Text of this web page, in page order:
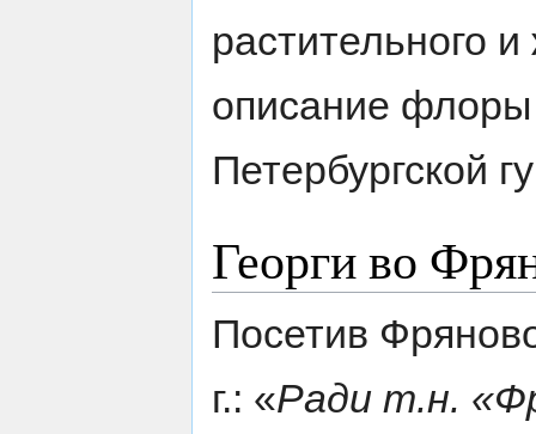
растительного
описание
Петербургской
Георги во
Посетив
г.: «Ради т.н.